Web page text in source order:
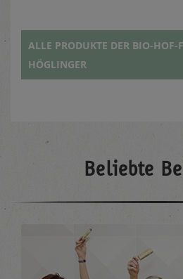
ALLE PRODUKTE DER BIO-HOF-
HÖGLINGER
Beliebte